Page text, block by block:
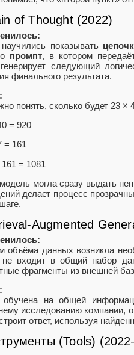
of Thought (2022)
показывать
промпт, в котором
следующий
финального результата.
понять, сколько будет 23
= 920
= 161
= 1081
могла сразу выдать
делает процесс
Augmented
объёма данных возникла
не входит в общий набор
фрагменты из внешней
на общей
исследованию компании,
ответ, используя
(Tools)